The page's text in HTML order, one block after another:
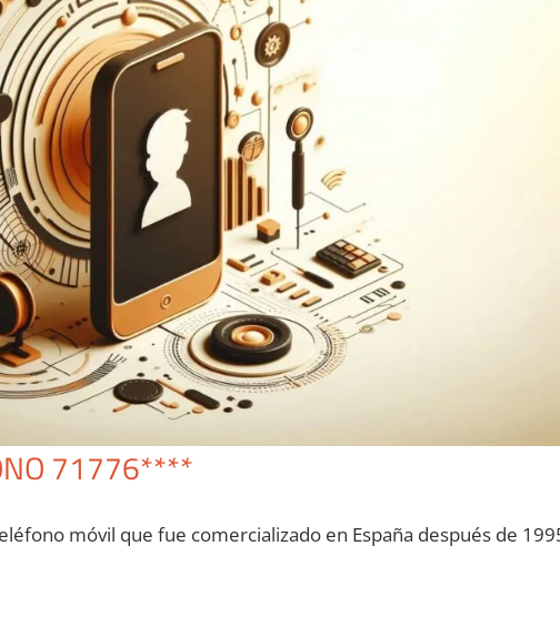
71776****
móvil quе fue comercializado en España después dе